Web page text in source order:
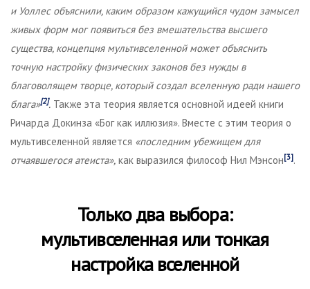
и Уоллес объяснили,каким образом кажущийся чудом замысел
живых форм мог появиться без вмешательства высшего
существа, концепция мультивселенной может объяснить
точную настройку физических законов без нужды в
благоволящем творце, который создал вселенную ради нашего
блага»[2]. Также эта теория является основной идеей книги
Ричарда Докинза «Бог как иллюзия». Вместе с этим теория о
мультивселенной является «последним убежищем для
отчаявшегося атеиста», как выразился философ Нил Мэнсон[3].
Только два выбора:
мультивселенная или тонкая
настройка вселенной